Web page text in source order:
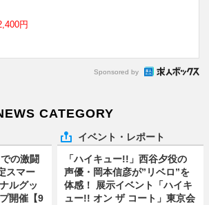
円
Sponsored by
CATEGORY
の激闘
スマー
ルグッ
開催【9
イベント・レポート
「ハイキュー!!」西谷夕役の
声優・岡本信彦が”リベロ”を
体感！ 展示イベント「ハイキ
ュー!! オン ザ コート」東京会